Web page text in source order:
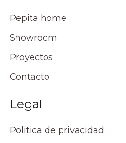
Pepita home
Showroom
Proyectos
Contacto
Legal
Politica de privacidad